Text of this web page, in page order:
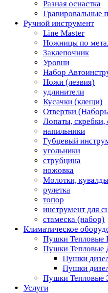
Разная оснастка
Гравировальные
Ручной инструмент
Line Master
Ножницы по
Заклепочник
Уровни
Набор
Ножи (лезвия)
удлинители
Кусачки (клещи)
Отвертки
Лопаты, скребки,
напильники
Губцевый
угольники
струбцина
ножовка
Молотки,
рулетка
топор
инструмент для
стамеска (набор)
Климатическое
Пушки Тепловые
Пушки Тепловые
Пушки
Пушки
Пушки Тепловые
Услуги